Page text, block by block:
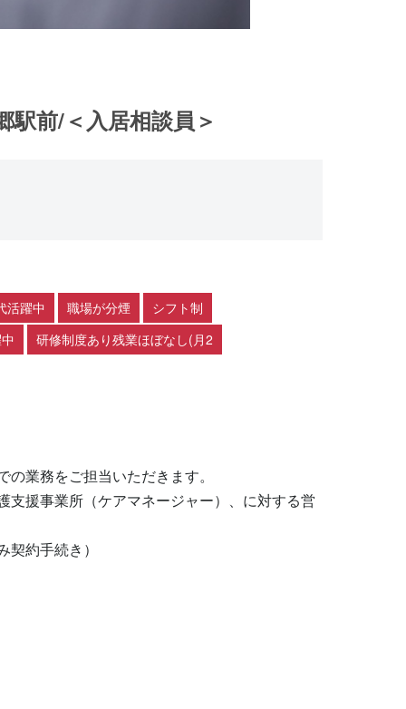
前/＜入居相談員＞
活躍中 職場が分煙
シフト制
研修制度あり残業ほぼなし(月2
業務をご担当いただきます。
支援事業所（ケアマネージャー）、に対する営
約手続き）